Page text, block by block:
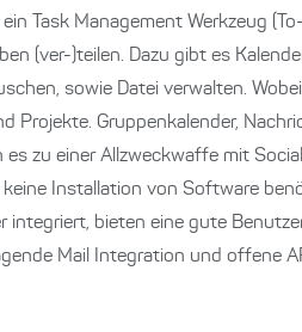
Task Management Werkzeug
(ver-)teilen. Dazu gibt es
sowie Datei verwalten.
Projekte. Gruppenkalender,
zu einer Allzweckwaffe mit
keine Installation von Software
integriert, bieten eine gute
Mail Integration und offene